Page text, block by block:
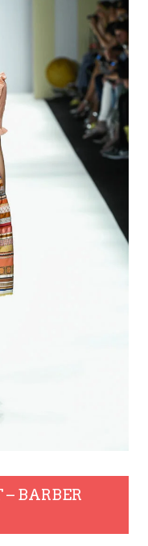
BARBER